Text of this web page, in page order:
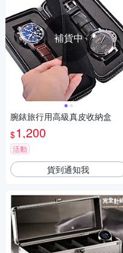
補貨中
腕錶旅行用高級真皮收納盒
$1,200
活動
貨到通知我